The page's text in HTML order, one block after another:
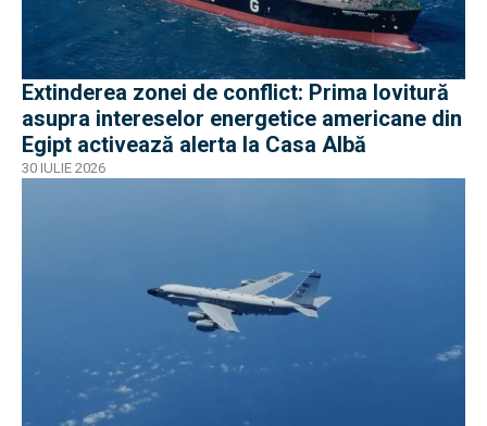
Extinderea zonei de conflict: Prima lovitură
asupra intereselor energetice americane din
Egipt activează alerta la Casa Albă
30 IULIE 2026